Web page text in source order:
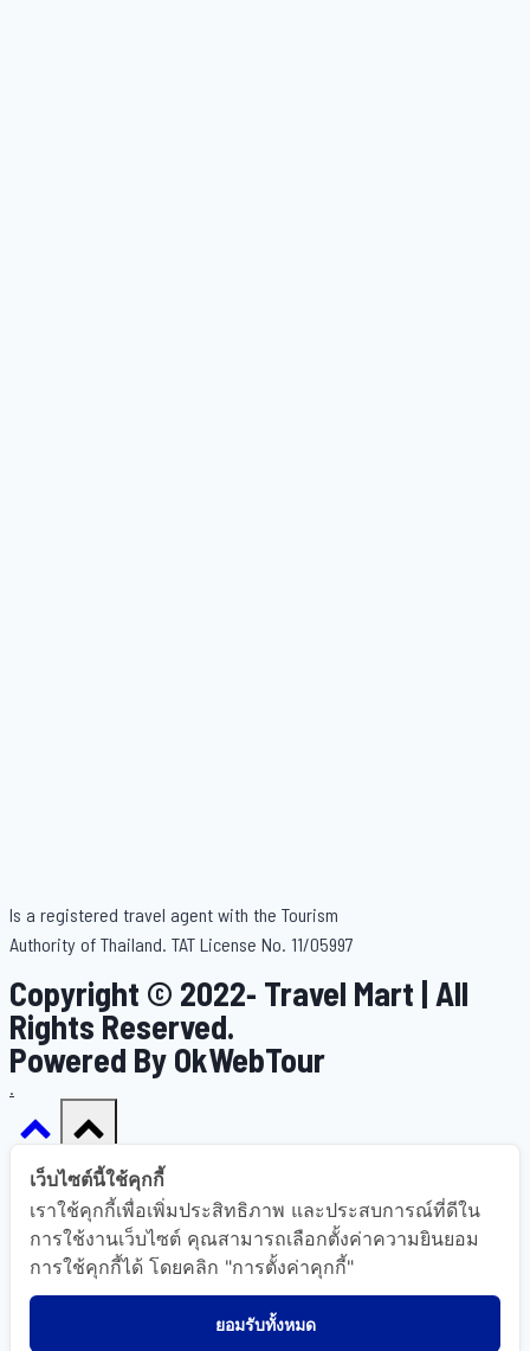
Is a registered travel agent with the Tourism
Authority of Thailand. TAT License No. 11/05997
Copyright © 2022- Travel Mart | All
Rights Reserved.
Powered By OkWebTour
.
Home
About Us
เว็บไซต์นี้ใช้คุกกี้
เราใช้คุกกี้เพื่อเพิ่มประสิทธิภาพ และประสบการณ์ที่ดีใน
การใช้งานเว็บไซต์ คุณสามารถเลือกตั้งค่าความยินยอม
การใช้คุกกี้ได้ โดยคลิก "การตั้งค่าคุกกี้"
ยอมรับทั้งหมด